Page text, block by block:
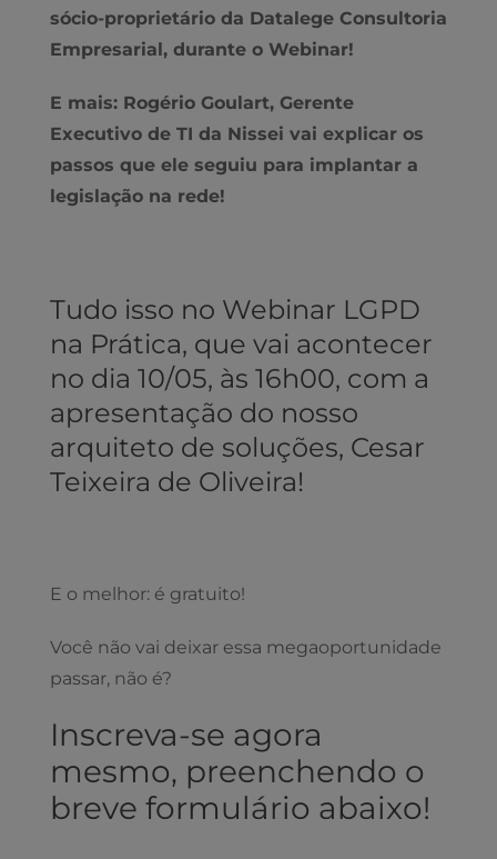
sócio-proprietário da Datalege Consultoria
Empresarial, durante o Webinar!
E mais: Rogério Goulart, Gerente
Executivo de TI da Nissei vai explicar os
passos que ele seguiu para implantar a
legislação na rede!
Tudo isso no Webinar LGPD
na Prática, que vai acontecer
no dia 10/05, às 16h00, com a
apresentação do nosso
arquiteto de soluções, Cesar
Teixeira de Oliveira!
E o melhor: é gratuito!
Você não vai deixar essa megaoportunidade
passar, não é?
Inscreva-se agora
mesmo, preenchendo o
breve formulário abaixo!